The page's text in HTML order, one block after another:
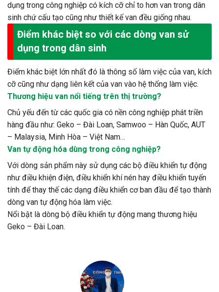
dụng trong công nghiệp có kích cỡ chỉ to hơn van trong dân
sinh chứ cấu tạo cũng như thiết kế van đều giống nhau.
Điểm khác biệt so với các dòng van sử
dụng trong dân sinh
Điểm khác biệt lớn nhất đó là thông số làm việc của van, kích
cỡ cũng như dạng liên kết của van vào hệ thống làm việc.
Thương hiệu van nổi tiếng trên thị trường?
Chủ yếu đến từ các quốc gia có nền công nghiệp phát triền
hàng đầu như: Geko – Đài Loan, Samwoo – Hàn Quốc, AUT
– Malaysia, Minh Hòa – Việt Nam…
Van tự động hóa dùng trong công nghiệp?
Với dòng sản phẩm này sử dụng các bộ điều khiển tự động
như điều khiện điện, điều khiển khí nén hay điều khiển tuyến
tính để thay thế các dạng điều khiển cơ ban đầu để tạo thành
dòng van tự động hóa làm việc.
Nổi bật là dòng bộ điều khiển tự động mang thương hiệu
Geko – Đài Loan.